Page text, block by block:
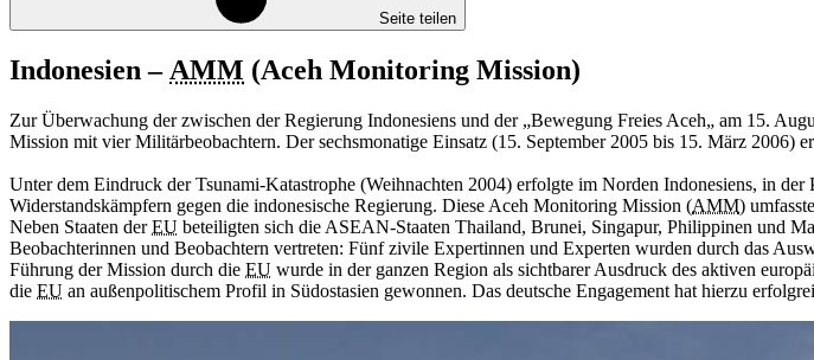
Seite teilen
Indonesien – AMM (Aceh Monitoring Mission)
Zur Überwachung der zwischen der Regierung Indonesiens und der „Bewegung Freies Aceh„ am 15.
Mission mit vier Militärbeobachtern. Der sechsmonatige Einsatz (15. September 2005 bis 15. März 2006)
Unter dem Eindruck der Tsunami-Katastrophe (Weihnachten 2004) erfolgte im Norden Indonesiens, in
Widerstandskämpfern gegen die indonesische Regierung. Diese Aceh Monitoring Mission (AMM)
Neben Staaten derEU beteiligten sich die ASEAN-Staaten Thailand, Brunei, Singapur, Philippinen und
Beobachterinnen und Beobachtern vertreten: Fünf zivile Expertinnen und Experten wurden durch das
Führung der Mission durch die EU wurde in der ganzen Region als sichtbarer Ausdruck des aktiven
die EU an außenpolitischem Profil in Südostasien gewonnen. Das deutsche Engagement hat hierzu